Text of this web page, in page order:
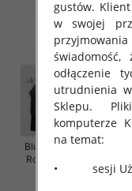
Bluzki damskie (Francja
Roz Standard, Mix Kolor
10 szt
gustów.
w swojej
odłączenie
utrudnienia
Sklepu.
komputerze
na temat:
• sesji